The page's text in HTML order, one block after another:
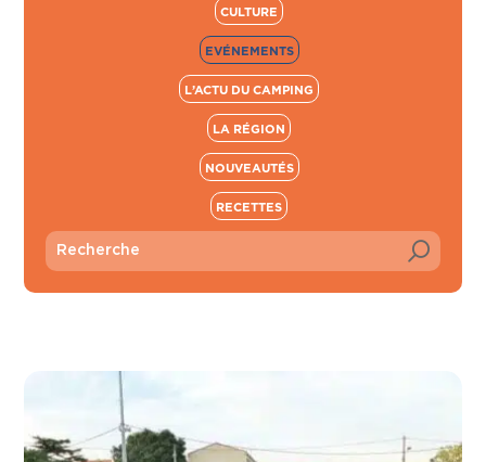
CULTURE
EVÉNEMENTS
L’ACTU DU CAMPING
LA RÉGION
NOUVEAUTÉS
RECETTES